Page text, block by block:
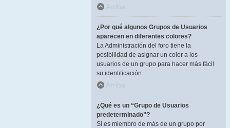
Arriba
¿Por qué algunos Grupos de Usuarios
aparecen en diferentes colores?
La Administración del foro tiene la
posibilidad de asignar un color a los
usuarios de un grupo para hacer más fácil
su identificación.
Arriba
¿Qué es un “Grupo de Usuarios
predeterminado”?
Si es miembro de más de un grupo por